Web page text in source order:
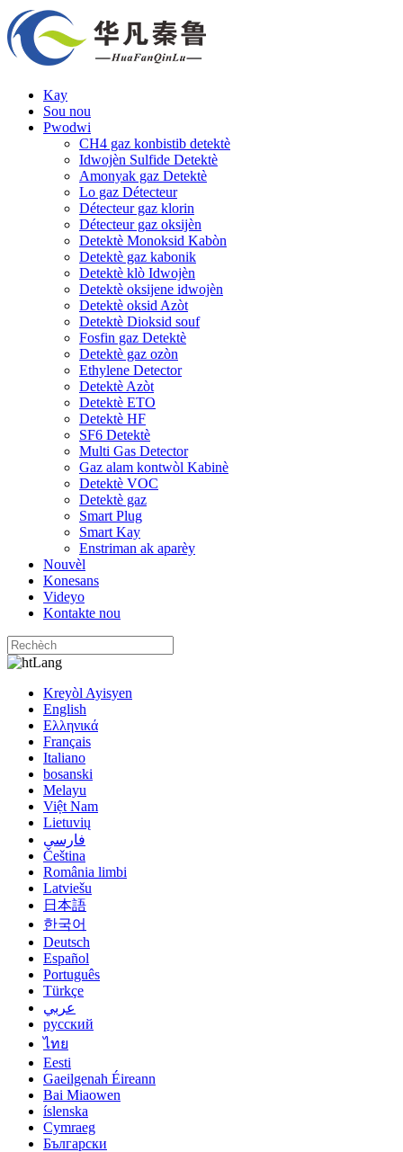
Kay
Sou nou
Pwodwi
CH4 gaz konbistib detektè
Idwojèn Sulfide Detektè
Amonyak gaz Detektè
Lo gaz Détecteur
Détecteur gaz klorin
Détecteur gaz oksijèn
Detektè Monoksid Kabòn
Detektè gaz kabonik
Detektè klò Idwojèn
Detektè oksijene idwojèn
Detektè oksid Azòt
Detektè Dioksid souf
Fosfin gaz Detektè
Detektè gaz ozòn
Ethylene Detector
Detektè Azòt
Detektè ETO
Detektè HF
SF6 Detektè
Multi Gas Detector
Gaz alam kontwòl Kabinè
Detektè VOC
Detektè gaz
Smart Plug
Smart Kay
Enstriman ak aparèy
Nouvèl
Konesans
Videyo
Kontakte nou
Lang
Kreyòl Ayisyen
English
Ελληνικά
Français
Italiano
bosanski
Melayu
Việt Nam
Lietuvių
فارسی
Čeština
România limbi
Latviešu
日本語
한국어
Deutsch
Español
Português
Türkçe
عربي
русский
ไทย
Eesti
Gaeilgenah Éireann
Bai Miaowen
íslenska
Cymraeg
Български